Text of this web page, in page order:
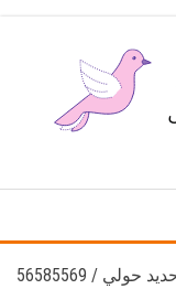
رقم حداد درج حديد حولي / 56585569